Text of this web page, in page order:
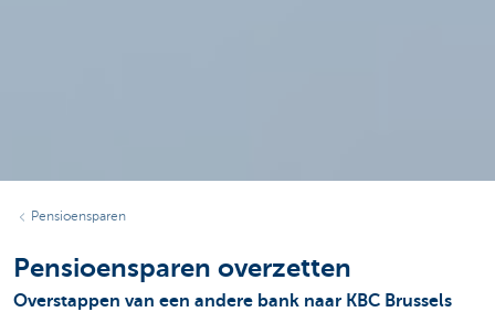
Pensioensparen
Pensioensparen overzetten
Overstappen van een andere bank naar KBC Brussels